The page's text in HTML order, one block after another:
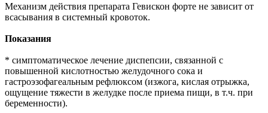
Механизм действия препарата Гевискон форте не зависит от
всасывания в системный кровоток.
Показания
* симптоматическое лечение диспепсии, связанной с
повышенной кислотностью желудочного сока и
гастроэзофагеальным рефлюксом (изжога, кислая отрыжка,
ощущение тяжести в желудке после приема пищи, в т.ч. при
беременности).